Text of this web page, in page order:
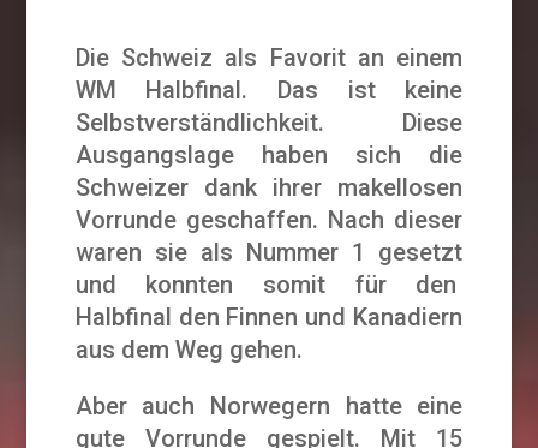
Die Schweiz als Favorit an einem
WM Halbfinal. Das ist keine
Selbstverständlichkeit. Diese
Ausgangslage haben sich die
Schweizer dank ihrer makellosen
Vorrunde geschaffen. Nach dieser
waren sie als Nummer 1 gesetzt
und konnten somit für den
Halbfinal den Finnen und Kanadiern
aus dem Weg gehen.
Aber auch Norwegern hatte eine
gute Vorrunde gespielt. Mit 15